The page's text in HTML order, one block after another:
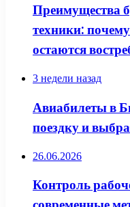
Преимущества
техники:
остаются
3 недели назад
Авиабилеты в
поездку и
26.06.2026
Контроль